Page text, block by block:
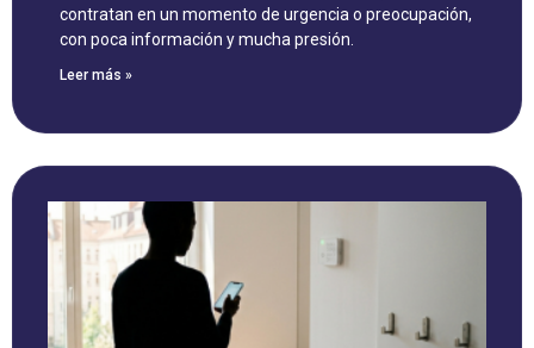
contratan en un momento de urgencia o preocupación,
con poca información y mucha presión.
Leer más »